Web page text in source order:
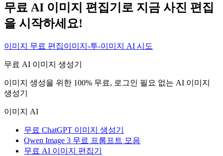
무료 AI 이미지 편집기로 지금 사진 편집
을 시작하세요!
이미지 무료 편집이미지-투-이미지 AI 시도
무료 AI 이미지 생성기
이미지 생성을 위한 100% 무료, 로그인 필요 없는 AI 이미지
생성기
이미지 AI
무료 ChatGPT 이미지 생성기
Qwen Image 3 무료 프롬프트 모음
무료 AI 이미지 편집기